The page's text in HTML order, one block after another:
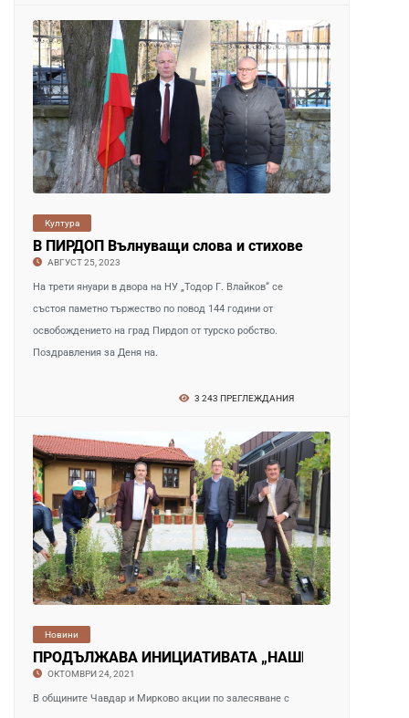
Култура
В ПИРДОП Вълнуващи слова и стихове за Деня на
АВГУСТ 25, 2023
На трети януари в двора на НУ „Тодор Г. Влайков“ се
състоя паметно тържество по повод 144 години от
освобождението на град Пирдоп от турско робство.
Поздравления за Деня на.
Новини
ПРОДЪЛЖАВА ИНИЦИАТИВАТА „НАШЕТО ЗЕЛЕНО
ОКТОМВРИ 24, 2021
В общините Чавдар и Мирково акции по залесяване с
кауза за грижа към околната среда и природата
Ученици засадиха плодни дръвчета в училищния двор
„Геотехмин“ ООД, „Елаците-Мед“ АД, „Геотрейдинг“ АД.